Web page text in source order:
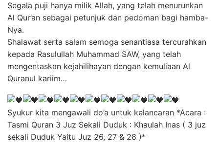
Segala puji hanya milik Allah, yang telah menurunkan
Al Qur’an sebagai petunjuk dan pedoman bagi hamba-
Nya.
Shalawat serta salam semoga senantiasa tercurahkan
kepada Rasulullah Muhammad SAW, yang telah
mengentaskan kejahilihayan dengan kemuliaan Al
Quranul kariim…
Syukur kita mengawali do’a untuk kelancaran *Acara :
Tasmi Quran 3 Juz Sekali Duduk : Khaulah Inas ( 3 juz
sekali Duduk Yaitu Juz 26, 27 & 28 )*